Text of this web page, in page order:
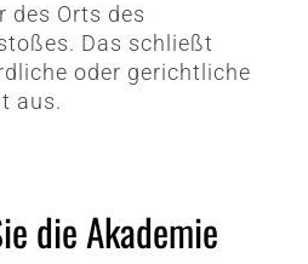
des Orts des
Das schließt
oder gerichtliche
aus.
die Akademie